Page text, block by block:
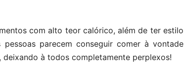
com alto teor calórico, além de ter estilo
parecem conseguir comer à vontade
à todos completamente perplexos!